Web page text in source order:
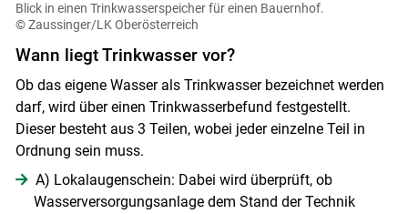
Blick in einen Trinkwasserspeicher für einen Bauernhof.
© Zaussinger/LK Oberösterreich
Wann liegt Trinkwasser vor?
Ob das eigene Wasser als Trinkwasser bezeichnet werden
darf, wird über einen Trinkwasserbefund festgestellt.
Dieser besteht aus 3 Teilen, wobei jeder einzelne Teil in
Ordnung sein muss.
A) Lokalaugenschein: Dabei wird überprüft, ob
Wasserversorgungsanlage dem Stand der Technik